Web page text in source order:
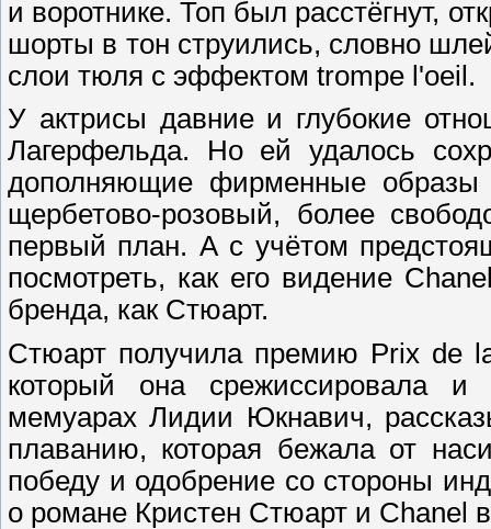
и воротнике. Топ был расстёгнут,
шорты в тон струились, словно
слои тюля с эффектом trompe l'oeil.
У актрисы давние и глубокие
Лагерфельда. Но ей удалось
дополняющие фирменные
щербетово-розовый, более
первый план. А с учётом
посмотреть, как его видение
бренда, как Стюарт.
Стюарт получила премию Prix de
который она срежиссировала
мемуарах Лидии Юкнавич,
плаванию, которая бежала от
победу и одобрение со стороны
о романе Кристен Стюарт и Chanel